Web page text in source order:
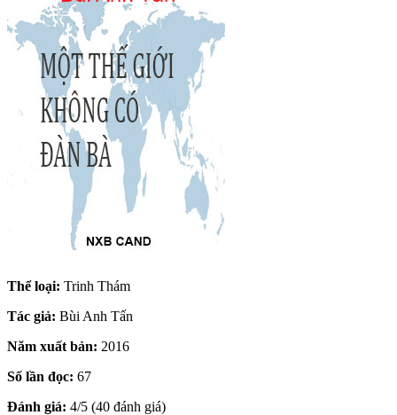
Thể loại: Trinh Thám
Tác giả: Bùi Anh Tấn
Năm xuất bản: 2016
Số lần đọc: 67
Đánh giá: 4/5 (40 đánh giá)